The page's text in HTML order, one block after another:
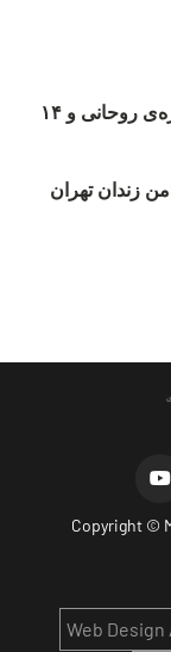
روند اعدام‌ها در ماه‌های مختلف ۲۰۱۸، دوره‌ی روحانی و ۱۴
زندان تهران
Copyright ©
Web